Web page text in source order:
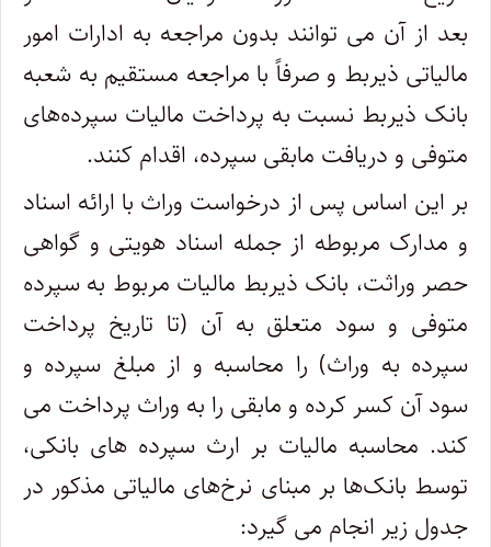
بعد از آن می ‌توانند بدون مراجعه به ادارات امور
مالیاتی ذیربط و صرفاً با مراجعه مستقیم به شعبه
بانک ذیربط نسبت به پرداخت مالیات سپرده‌های
متوفی و دریافت مابقی سپرده، اقدام کنند.
بر این اساس پس از درخواست وراث با ارائه اسناد
و مدارک مربوطه از جمله اسناد هویتی و گواهی
حصر وراثت، بانک‌ ذیربط مالیات مربوط به سپرده
متوفی و سود متعلق به آن (تا تاریخ پرداخت
سپرده به وراث) را محاسبه و از مبلغ سپرده و
سود آن کسر کرده و مابقی را به وراث پرداخت می
‌کند. محاسبه مالیات بر ارث سپرده ‌های بانکی،
توسط بانک‌ها بر مبنای نرخ‌های مالیاتی مذکور در
جدول زیر انجام می‌ گیرد: